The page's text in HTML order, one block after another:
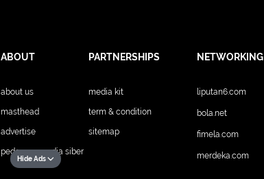
ABOUT PARTNERSHIPS
about us media kit
masthead term & condition
advertise sitemap
pedoman media siber
NETWORKING
liputan6.com
bola.net
fimela.com
merdeka.com
Hide Ads